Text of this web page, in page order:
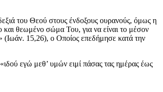
του Θεού στους ένδοξους ουρανούς, όμως η
και θεωμένο σώμα Του, για να είναι το μέσον
15,26), ο Οποίος επεδήμησε κατά την
εγώ μεθ’ υμών ειμί πάσας τας ημέρας έως